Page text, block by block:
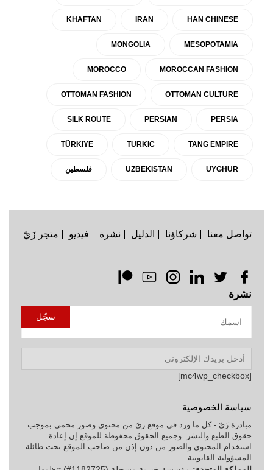
HAN CHINESE
IRAN
KHAFTAN
MESOPOTAMIA
MONGOLIA
MOROCCAN FASHION
MOROCCO
OTTOMAN CULTURE
OTTOMAN FASHION
PERSIA
PERSIAN
SILK ROUTE
TANG EMPIRE
TURKIC
TÜRKIYE
UYGHUR
UZBEKISTAN فلسطين
تواصل معنا شركاؤنا الدليل نشرة فيديو متجر زَيّ
نشرة
[mc4wp_checkbox]
سياسة الخصوصية
مبادرة زَيّ - كل ما ورد في موقع زيّ من محتوى وصور محمي بموجب
حقوق الطبع والنشر. وجميع الحقوق محفوظة للموقع.إن إعادة
استخدام المحتوى والصور من دون إذن من صاحب الموقع تحت طائلة
المسؤولية القانونية.